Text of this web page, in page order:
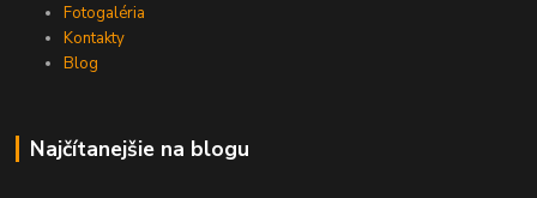
Fotogaléria
Kontakty
Blog
Najčítanejšie na blogu